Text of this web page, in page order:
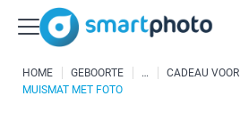
HOME GEBOORTE
CADEAU
MUISMAT MET FOTO